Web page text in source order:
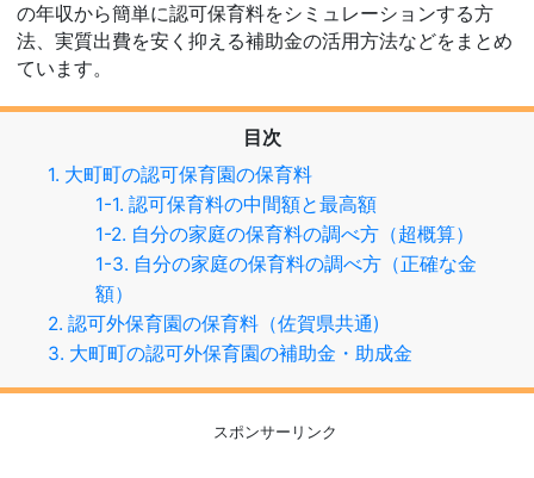
の年収から簡単に認可保育料をシミュレーションする方
法、実質出費を安く抑える補助金の活用方法などをまとめ
ています。
目次
1. 大町町の認可保育園の保育料
1-1. 認可保育料の中間額と最高額
1-2. 自分の家庭の保育料の調べ方（超概算）
1-3. 自分の家庭の保育料の調べ方（正確な金
額）
2. 認可外保育園の保育料（佐賀県共通)
3. 大町町の認可外保育園の補助金・助成金
スポンサーリンク